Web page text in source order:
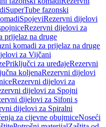
SuperTube fazonski
SpojeviRezervni dijelovi
Rezervni dijelovi za
prijelaz na druge
komadi za prijelaz na druge
za Vijčani
Priključci za uređajeRezervni
koljenaRezervni dijelovi
Rezervni dijelovi za
dijelovi za Spojni
dijelovi za Sifoni s
dijelovi za Spiralni
za cijevne obujmiceNoseći